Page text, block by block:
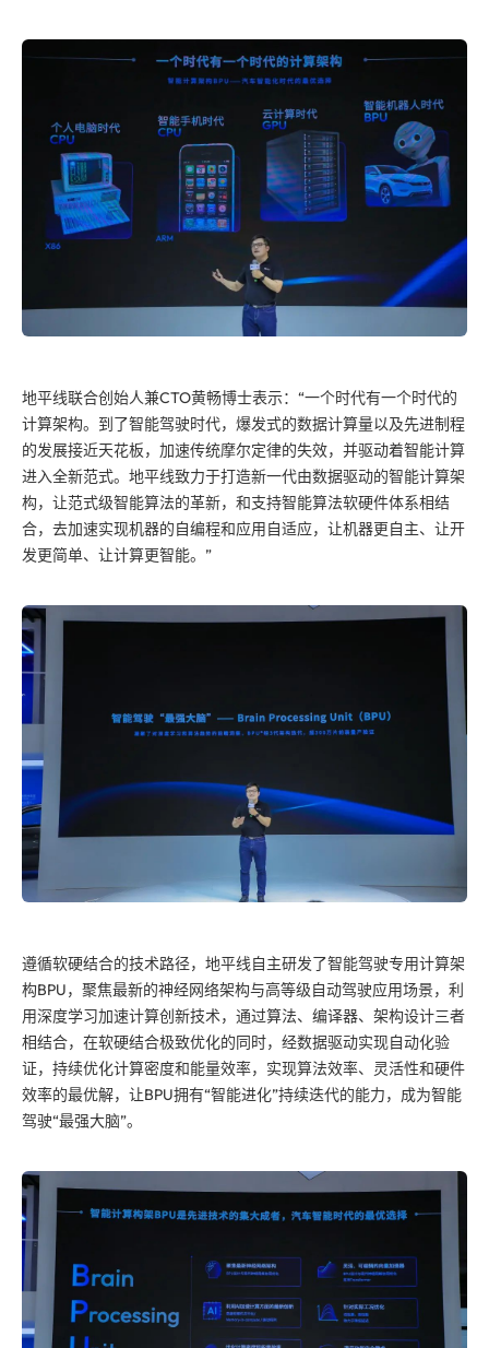
地平线联合创始人兼CTO黄畅博士表示：“一个时代有一个时代的
计算架构。到了智能驾驶时代，爆发式的数据计算量以及先进制程
的发展接近天花板，加速传统摩尔定律的失效，并驱动着智能计算
进入全新范式。地平线致力于打造新一代由数据驱动的智能计算架
构，让范式级智能算法的革新，和支持智能算法软硬件体系相结
合，去加速实现机器的自编程和应用自适应，让机器更自主、让开
发更简单、让计算更智能。”
遵循软硬结合的技术路径，地平线自主研发了智能驾驶专用计算架
构BPU，聚焦最新的神经网络架构与高等级自动驾驶应用场景，利
用深度学习加速计算创新技术，通过算法、编译器、架构设计三者
相结合，在软硬结合极致优化的同时，经数据驱动实现自动化验
证，持续优化计算密度和能量效率，实现算法效率、灵活性和硬件
效率的最优解，让BPU拥有“智能进化”持续迭代的能力，成为智能
驾驶“最强大脑”。